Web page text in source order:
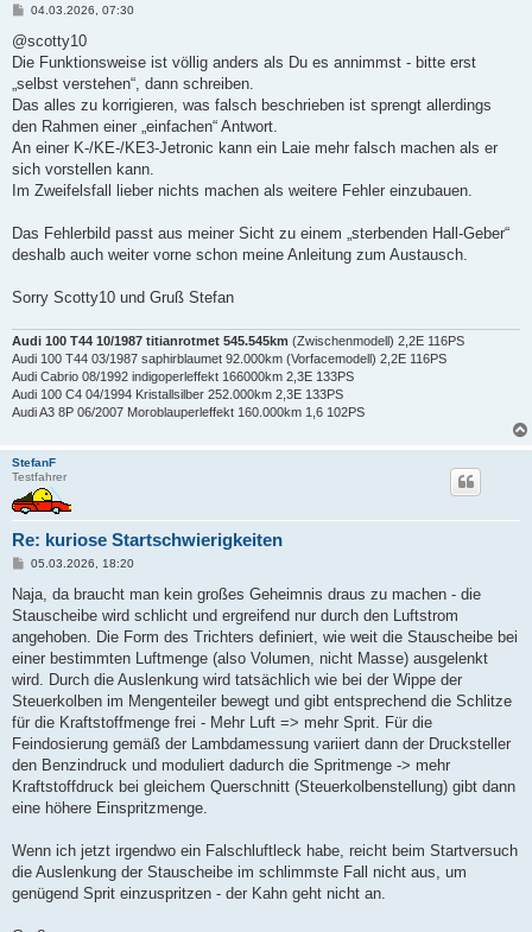
B
i
r
a
04.03.2026, 07:30
@scotty10
Die Funktionsweise ist völlig anders als Du es annimmst - bitte erst
„selbst verstehen“, dann schreiben.
Das alles zu korrigieren, was falsch beschrieben ist sprengt allerdings
den Rahmen einer „einfachen“ Antwort.
An einer K-/KE-/KE3-Jetronic kann ein Laie mehr falsch machen als er
sich vorstellen kann.
Im Zweifelsfall lieber nichts machen als weitere Fehler einzubauen.
Das Fehlerbild passt aus meiner Sicht zu einem „sterbenden Hall-Geber“
deshalb auch weiter vorne schon meine Anleitung zum Austausch.
Sorry Scotty10 und Gruß Stefan
Audi 100 T44 10/1987 titianrotmet 545.545km (Zwischenmodell) 2,2E 116PS
Audi 100 T44 03/1987 saphirblaumet 92.000km (Vorfacemodell) 2,2E 116PS
Audi Cabrio 08/1992 indigoperleffekt 166000km 2,3E 133PS
Audi 100 C4 04/1994 Kristallsilber 252.000km 2,3E 133PS
Audi A3 8P 06/2007 Moroblauperleffekt 160.000km 1,6 102PS
StefanF
Testfahrer
Re: kuriose Startschwierigkeiten
B
i
r
a
g
05.03.2026, 18:20
Naja, da braucht man kein großes Geheimnis draus zu machen - die
Stauscheibe wird schlicht und ergreifend nur durch den Luftstrom
angehoben. Die Form des Trichters definiert, wie weit die Stauscheibe bei
einer bestimmten Luftmenge (also Volumen, nicht Masse) ausgelenkt
wird. Durch die Auslenkung wird tatsächlich wie bei der Wippe der
Steuerkolben im Mengenteiler bewegt und gibt entsprechend die Schlitze
für die Kraftstoffmenge frei - Mehr Luft => mehr Sprit. Für die
Feindosierung gemäß der Lambdamessung variiert dann der Drucksteller
den Benzindruck und moduliert dadurch die Spritmenge -> mehr
Kraftstoffdruck bei gleichem Querschnitt (Steuerkolbenstellung) gibt dann
eine höhere Einspritzmenge.
Wenn ich jetzt irgendwo ein Falschluftleck habe, reicht beim Startversuch
die Auslenkung der Stauscheibe im schlimmste Fall nicht aus, um
genügend Sprit einzuspritzen - der Kahn geht nicht an.